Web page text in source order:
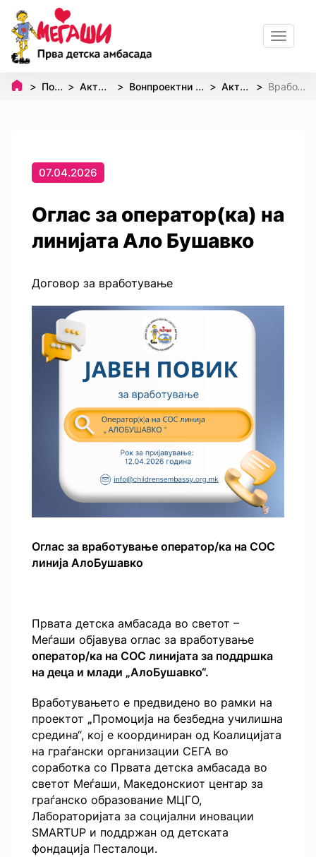
Toggle
Почетна Активности Вонпроектни активности Активизам Вработување
07.04.2026
Оглас за оператор(ка) на
линијата Ало Бушавко
Договор за вработување
Оглас за вработување оператор/ка на СОС
линија АлоБушавко
Првата детска амбасада во светот –
Меѓаши објавува оглас за вработување
оператор/ка на СОС линијата за поддршка
на деца и млади „АлоБушавко“.
Вработувањето е предвидено во рамки на
проектот „Промоција на безбедна училишна
средина“, кој е координиран од Коалицијата
на граѓански организации СЕГА во
соработка со Првата детска амбасада во
светот Меѓаши, Македонскиот центар за
граѓанско образование МЦГО,
Лабораторијата за социјални иновации
SMARTUP и поддржан од детската
фондација Песталоци.